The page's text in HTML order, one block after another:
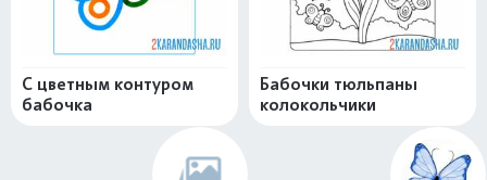
С цветным контуром
бабочка
Бабочки тюльпаны
колокольчики